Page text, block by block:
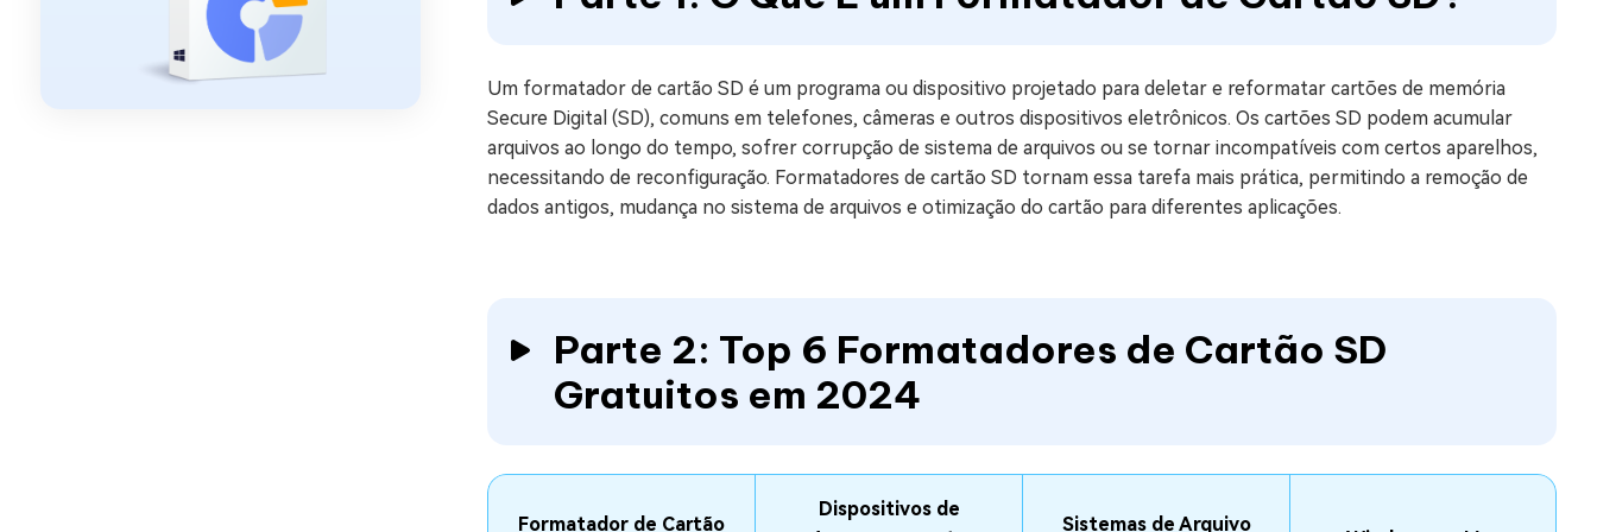
Um formatador de cartão SD é um programa ou dispositivo projetado para deletar e reformatar cartões de memória
Secure Digital (SD), comuns em telefones, câmeras e outros dispositivos eletrônicos. Os cartões SD podem acumular
arquivos ao longo do tempo, sofrer corrupção de sistema de arquivos ou se tornar incompatíveis com certos aparelhos,
necessitando de reconfiguração. Formatadores de cartão SD tornam essa tarefa mais prática, permitindo a remoção de
dados antigos, mudança no sistema de arquivos e otimização do cartão para diferentes aplicações.
Parte 2: Top 6 Formatadores de Cartão SD
Gratuitos em 2024
Formatador de Cartão
Dispositivos de
Sistemas de Arquivo